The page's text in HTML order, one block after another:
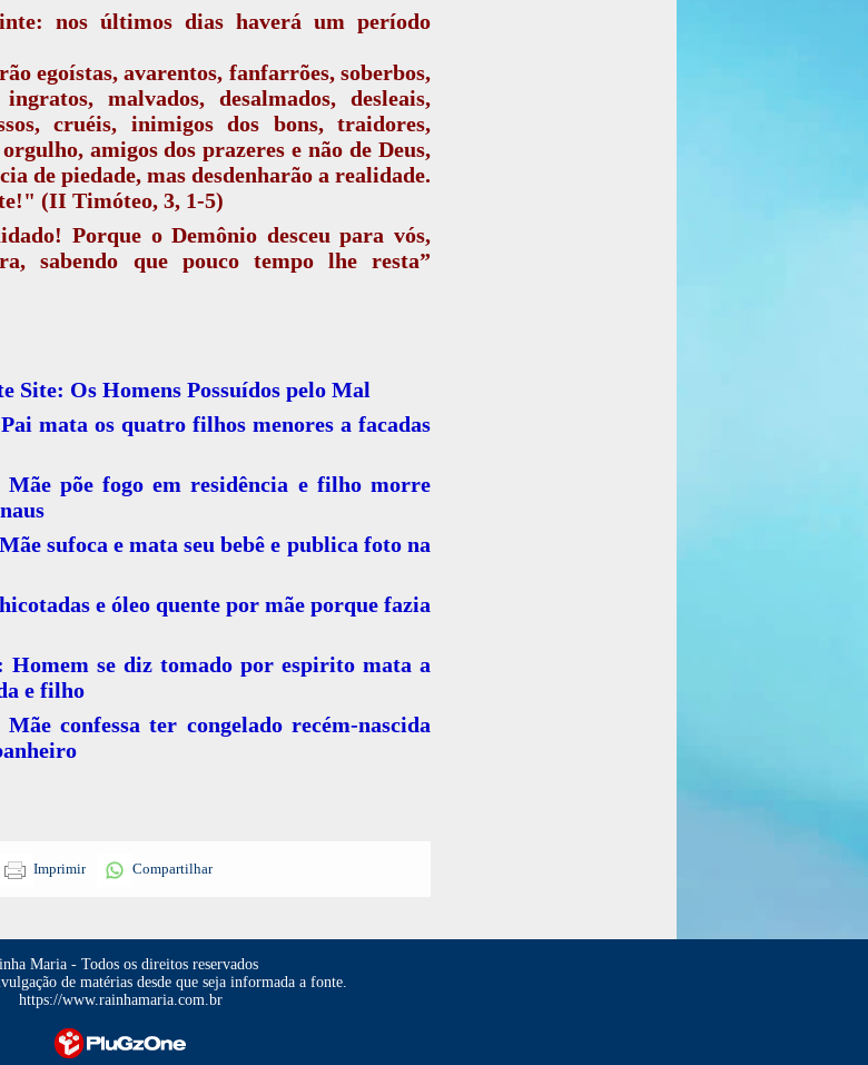
nos últimos dias haverá um período
egoístas, avarentos, fanfarrões, soberbos,
malvados, desalmados, desleais,
cruéis, inimigos dos bons, traidores,
amigos dos prazeres e não de Deus,
de piedade, mas desdenharão a realidade.
(II Timóteo, 3, 1-5)
Porque o Demônio desceu para vós,
sabendo que pouco tempo lhe resta”
Site: Os Homens Possuídos pelo Mal
mata os quatro filhos menores a facadas
Mãe põe fogo em residência e filho morre
sufoca e mata seu bebê e publica foto na
e óleo quente por mãe porque fazia
Homem se diz tomado por espirito mata a
e filho
confessa ter congelado recém-nascida
Imprimir Compartilhar
Maria - Todos os direitos reservados
de matérias desde que seja informada a fonte.
https://www.rainhamaria.com.br